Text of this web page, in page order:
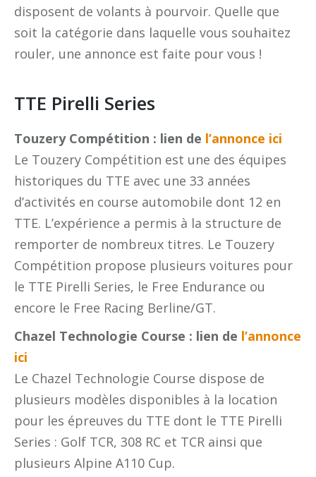
disposent de volants à pourvoir. Quelle que
soit la catégorie dans laquelle vous souhaitez
rouler, une annonce est faite pour vous !
TTE Pirelli Series
Touzery Compétition : lien de l’annonce ici
Le Touzery Compétition est une des équipes
historiques du TTE avec une 33 années
d’activités en course automobile dont 12 en
TTE. L’expérience a permis à la structure de
remporter de nombreux titres. Le Touzery
Compétition propose plusieurs voitures pour
le TTE Pirelli Series, le Free Endurance ou
encore le Free Racing Berline/GT.
Chazel Technologie Course : lien de l’annonce
ici
Le Chazel Technologie Course dispose de
plusieurs modèles disponibles à la location
pour les épreuves du TTE dont le TTE Pirelli
Series : Golf TCR, 308 RC et TCR ainsi que
plusieurs Alpine A110 Cup.